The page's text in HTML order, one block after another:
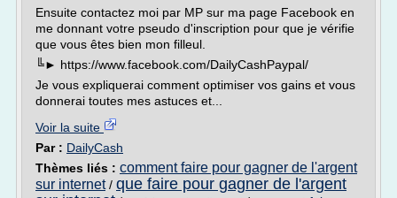
Ensuite contactez moi par MP sur ma page Facebook en
me donnant votre pseudo d'inscription pour que je vérifie
que vous êtes bien mon filleul.
╚► https://www.facebook.com/DailyCashPaypal/
Je vous expliquerai comment optimiser vos gains et vous
donnerai toutes mes astuces et...
Voir la suite
Par : DailyCash
Thèmes liés : comment faire pour gagner de l'argent
sur internet/ que faire pour gagner de l'argent